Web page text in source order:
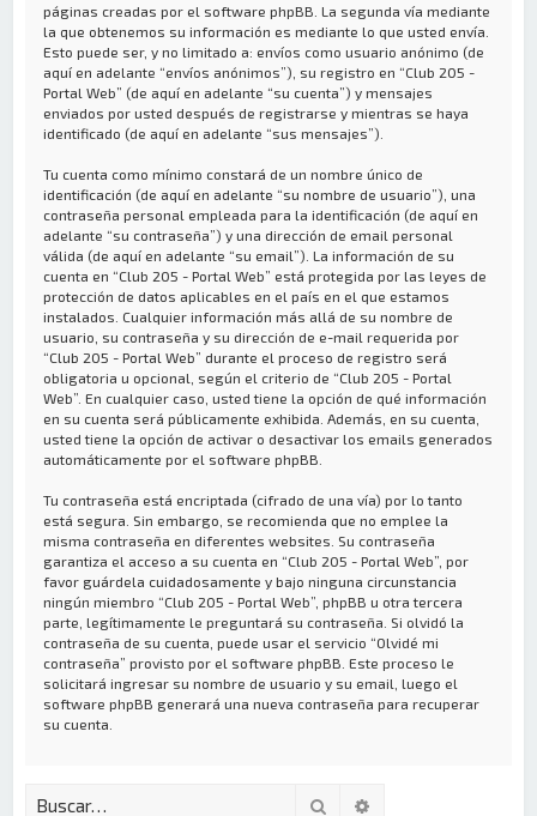
páginas creadas por el software phpBB. La segunda vía mediante
la que obtenemos su información es mediante lo que usted envía.
Esto puede ser, y no limitado a: envíos como usuario anónimo (de
aquí en adelante “envíos anónimos”), su registro en “Club 205 -
Portal Web” (de aquí en adelante “su cuenta”) y mensajes
enviados por usted después de registrarse y mientras se haya
identificado (de aquí en adelante “sus mensajes”).
Tu cuenta como mínimo constará de un nombre único de
identificación (de aquí en adelante “su nombre de usuario”), una
contraseña personal empleada para la identificación (de aquí en
adelante “su contraseña”) y una dirección de email personal
válida (de aquí en adelante “su email”). La información de su
cuenta en “Club 205 - Portal Web” está protegida por las leyes de
protección de datos aplicables en el país en el que estamos
instalados. Cualquier información más allá de su nombre de
usuario, su contraseña y su dirección de e-mail requerida por
“Club 205 - Portal Web” durante el proceso de registro será
obligatoria u opcional, según el criterio de “Club 205 - Portal
Web”. En cualquier caso, usted tiene la opción de qué información
en su cuenta será públicamente exhibida. Además, en su cuenta,
usted tiene la opción de activar o desactivar los emails generados
automáticamente por el software phpBB.
Tu contraseña está encriptada (cifrado de una vía) por lo tanto
está segura. Sin embargo, se recomienda que no emplee la
misma contraseña en diferentes websites. Su contraseña
garantiza el acceso a su cuenta en “Club 205 - Portal Web”, por
favor guárdela cuidadosamente y bajo ninguna circunstancia
ningún miembro “Club 205 - Portal Web”, phpBB u otra tercera
parte, legítimamente le preguntará su contraseña. Si olvidó la
contraseña de su cuenta, puede usar el servicio “Olvidé mi
contraseña” provisto por el software phpBB. Este proceso le
solicitará ingresar su nombre de usuario y su email, luego el
software phpBB generará una nueva contraseña para recuperar
su cuenta.
Buscar